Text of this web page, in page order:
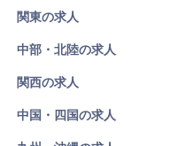
関東の求人
中部・北陸の求人
関西の求人
中国・四国の求人